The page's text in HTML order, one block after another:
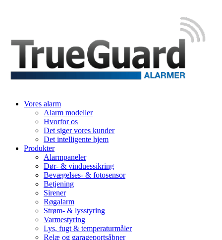
Vores alarm
Alarm modeller
Hvorfor os
Det siger vores kunder
Det intelligente hjem
Produkter
Alarmpaneler
Dør- & vinduessikring
Bevægelses- & fotosensor
Betjening
Sirener
Røgalarm
Strøm- & lysstyring
Varmestyring
Lys, fugt & temperaturmåler
Relæ og garageportsåbner